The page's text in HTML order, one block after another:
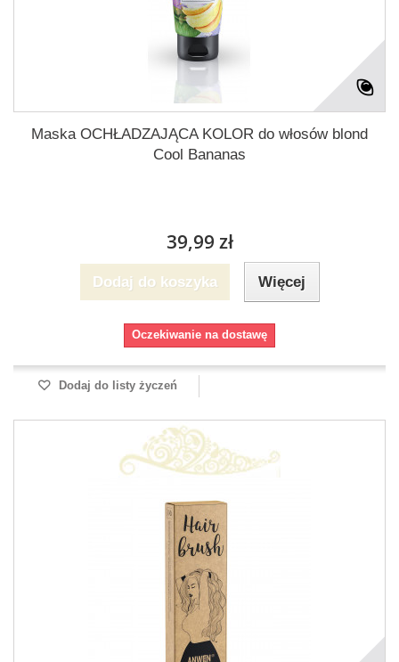
Maska OCHŁADZAJĄCA KOLOR do włosów blond
Cool Bananas
39,99 zł
Dodaj do koszyka Więcej
Oczekiwanie na dostawę
Dodaj do listy życzeń